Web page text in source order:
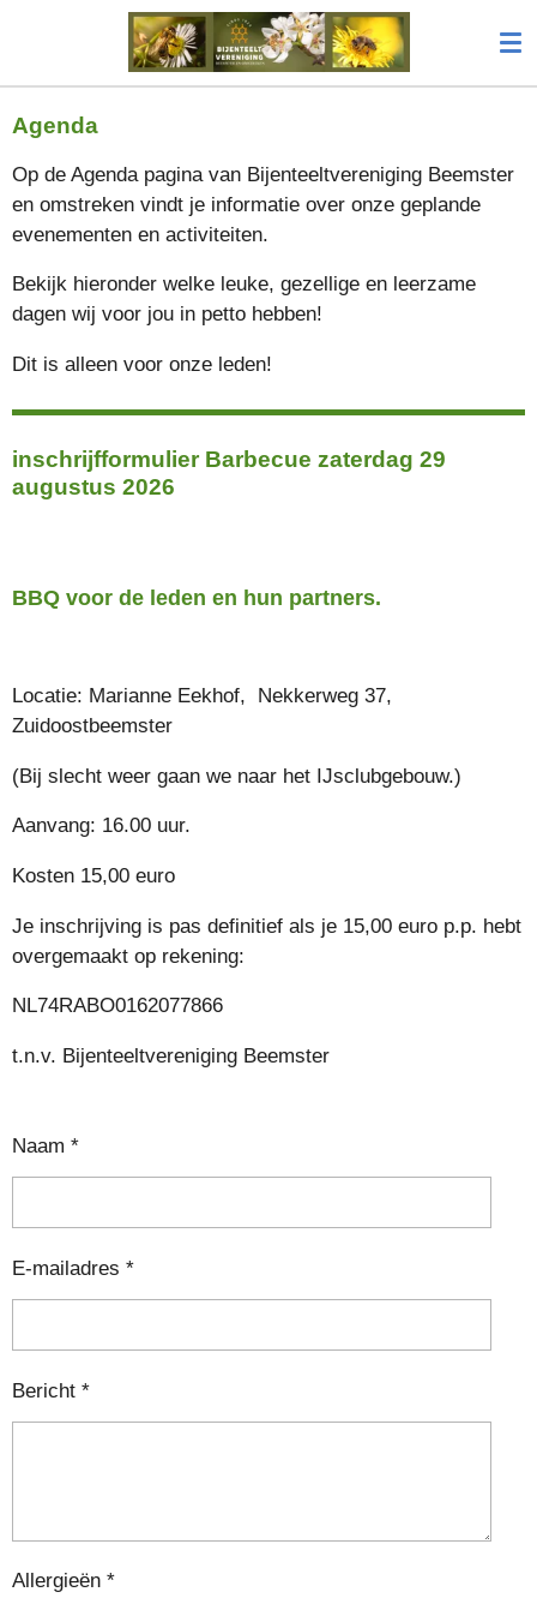
naar
de
hoofdinhoud
Agenda
Op de Agenda pagina van Bijenteeltvereniging Beemster
en omstreken vindt je informatie over onze geplande
evenementen en activiteiten.
Bekijk hieronder welke leuke, gezellige en leerzame
dagen wij voor jou in petto hebben!
Dit is alleen voor onze leden!
inschrijfformulier Barbecue zaterdag 29
augustus 2026
BBQ voor de leden en hun partners.
Locatie: Marianne Eekhof, Nekkerweg 37,
Zuidoostbeemster
(Bij slecht weer gaan we naar het IJsclubgebouw.)
Aanvang: 16.00 uur.
Kosten 15,00 euro
Je inschrijving is pas definitief als je 15,00 euro p.p. hebt
overgemaakt op rekening:
NL74RABO0162077866
t.n.v. Bijenteeltvereniging Beemster
Naam *
E-mailadres *
Bericht *
Allergieën *